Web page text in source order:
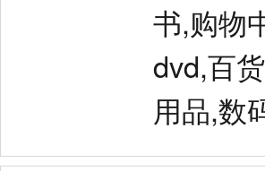
书,购物
dvd,百
用品,数